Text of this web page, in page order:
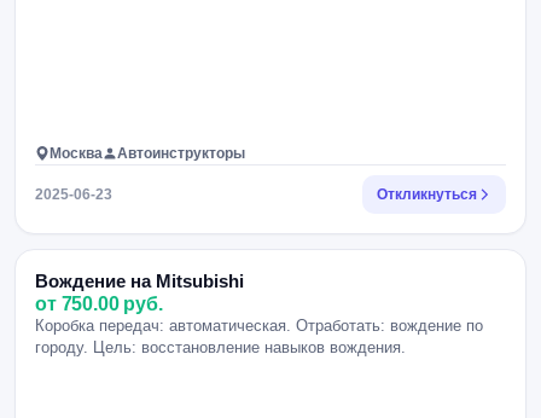
Москва Автоинструкторы
2025-06-23 Откликнуться
Вождение на Mitsubishi
от 750.00 руб.
Коробка передач: автоматическая. Отработать: вождение по
городу. Цель: восстановление навыков вождения.